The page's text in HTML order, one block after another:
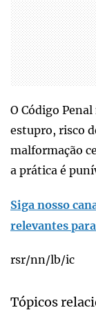
O Código
estupro, risco
malformação
a prática é
Siga nosso
relevantes
rsr/nn/lb/ic
Tópicos